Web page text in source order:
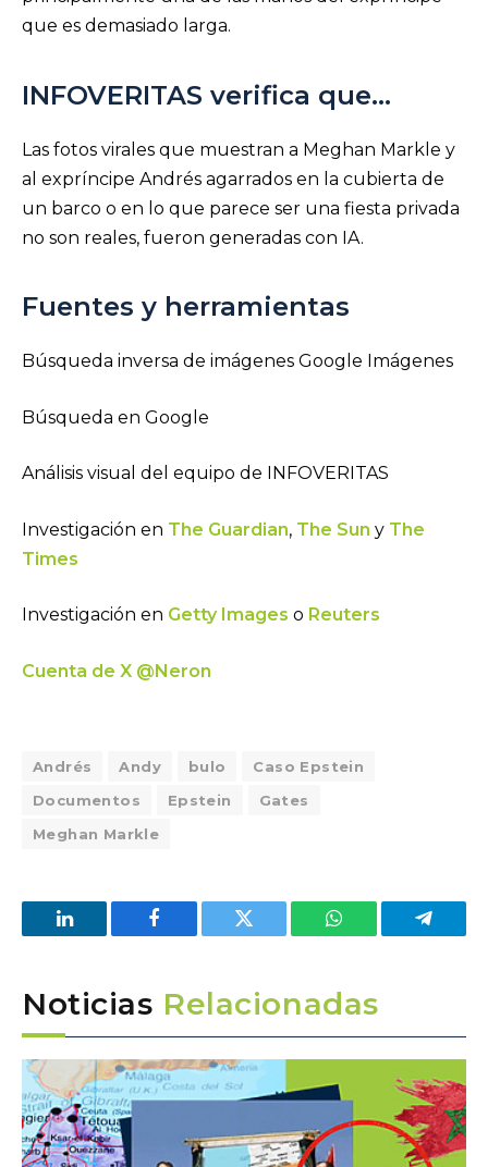
que es demasiado larga.
INFOVERITAS verifica que…
Las fotos virales que muestran a Meghan Markle y
al expríncipe Andrés agarrados en la cubierta de
un barco o en lo que parece ser una fiesta privada
no son reales, fueron generadas con IA.
Fuentes y herramientas
Búsqueda inversa de imágenes Google Imágenes
Búsqueda en Google
Análisis visual del equipo de INFOVERITAS
Investigación en The Guardian, The Sun y The
Times
Investigación en Getty Images o Reuters
Cuenta de X @Neron
Andrés Andy bulo
Caso Epstein
Documentos
Epstein
Gates
Meghan Markle
LinkedIn Facebook Twitter WhatsApp
Noticias Relacionadas